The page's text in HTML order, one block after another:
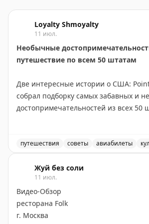
Loyalty Shmoyalty
11 июл.
Необычные
путешествие по всем 50 штатам
Две интересные истории о США:
собрал подборку самых забавных и
достопримечательностей из всех 50
огромной синей статуи мустанга у
и парка Big Bone Lick в Кентукки.
В то же время австралийский
About Travel завершил амбициозный
посетил все 50 штатов США за 35 лет.
путешествие началось с Гавайев и
путешествия советы авиабилеты
Жуй без соли
11 июл.
Видео-Обзор
ресторана Folk
г. Москва